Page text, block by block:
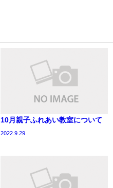
10月親子ふれあい教室について
2022.9.29